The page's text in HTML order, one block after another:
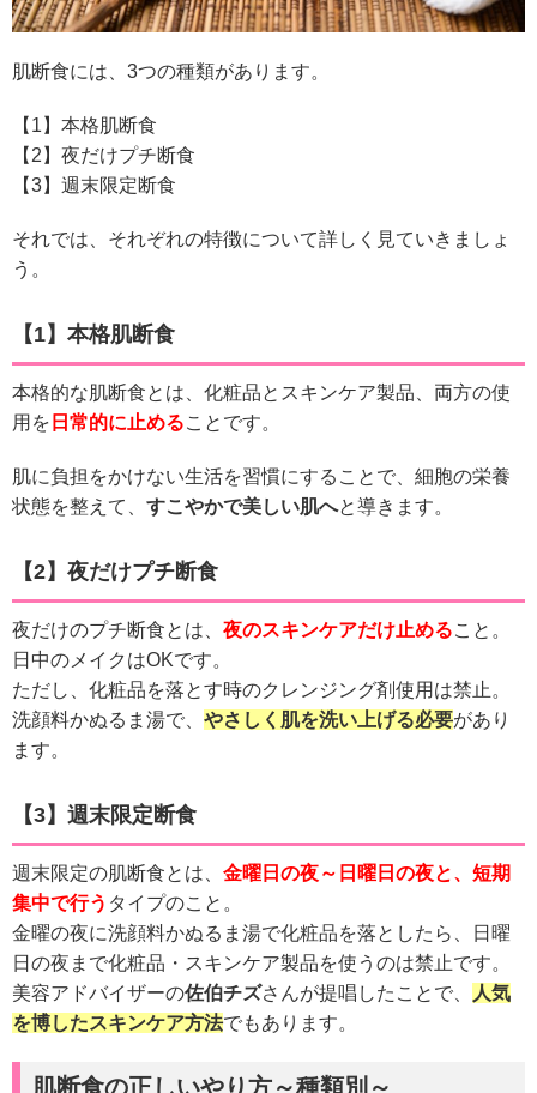
肌断食には、3つの種類があります。
【1】本格肌断食
【2】夜だけプチ断食
【3】週末限定断食
それでは、それぞれの特徴について詳しく見ていきましょ
う。
【1】本格肌断食
本格的な肌断食とは、化粧品とスキンケア製品、両方の使
用を 日常的に止めることです。
肌に負担をかけない生活を習慣にすることで、細胞の栄養
状態を整えて、 すこやかで美しい肌へと導きます。
【2】夜だけプチ断食
夜だけのプチ断食とは、 夜のスキンケアだけ止めること。
日中のメイクはOKです。
ただし、化粧品を落とす時のクレンジング剤使用は禁止。
洗顔料かぬるま湯で、 やさしく肌を洗い上げる必要があり
ます。
【3】週末限定断食
週末限定の肌断食とは、 金曜日の夜～日曜日の夜と、短期
集中で行う タイプのこと。
金曜の夜に洗顔料かぬるま湯で化粧品を落としたら、日曜
日の夜まで化粧品・スキンケア製品を使うのは禁止です。
美容アドバイザーの佐伯チズさんが提唱したことで、
人気
を博したスキンケア方法でもあります。
肌断食の正しいやり方～種類別～